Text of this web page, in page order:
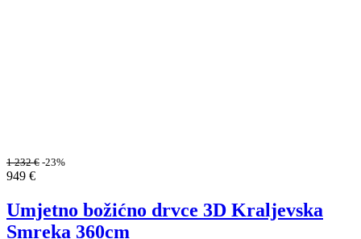
1 232€ -23%
949 €
Umjetno božićno drvce 3D Kraljevska
Smreka 360cm